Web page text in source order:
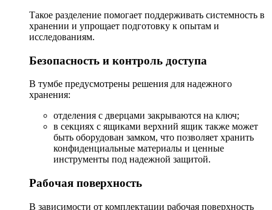
Такое разделение помогает поддерживать системность в
хранении и упрощает подготовку к опытам и
исследованиям.
Безопасность и контроль доступа
В тумбе предусмотрены решения для надежного
хранения:
отделения с дверцами закрываются на ключ;
в секциях с ящиками верхний ящик также может
быть оборудован замком, что позволяет хранить
конфиденциальные материалы и ценные
инструменты под надежной защитой.
Рабочая поверхность
В зависимости от комплектации рабочая поверхность